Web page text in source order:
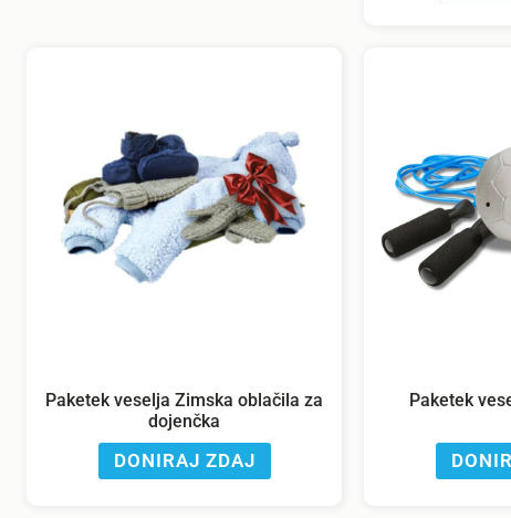
Paketek veselja Zimska oblačila za
dojenčka
DONIRAJ ZDAJ
Paketek